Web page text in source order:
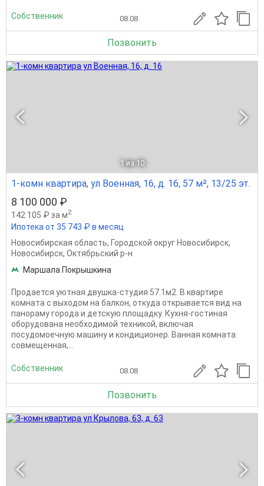
Собственник 08.08
Позвонить
1 из 10
1-комн квартира, ул Военная, 16, д. 16, 57 м², 13/25 эт.
8 100 000 ₽
142 105 ₽ за м2
Ипотека от 35 743 ₽ в месяц
Новосибирская область, Городской округ Новосибирск,
Новосибирск, Октябрьский р-н
Маршала Покрышкина
Продается уютная двушка-студия 57.1м2. В квартире
комната с выходом на балкон, откуда открывается вид на
панораму города и детскую площадку. Кухня-гостиная
оборудована необходимой техникой, включая
посудомоечную машину и кондиционер. Ванная комната
совмещенная,...
Собственник 08.08
Позвонить